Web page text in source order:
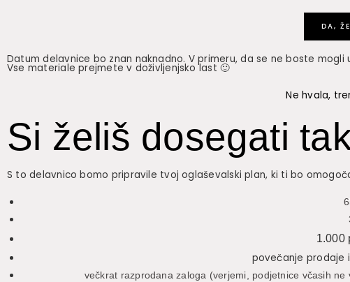
DA,
Datum delavnice bo znan naknadno. V primeru, da se ne boste
Vse materiale prejmete v doživljenjsko last 🙂
Ne hvala,
Si želiš dosegati
S to delavnico bomo pripravile tvoj oglaševalski plan, ki ti bo
1.000
povečanje prodaje
večkrat razprodana zaloga (verjemi, podjetnice včasih